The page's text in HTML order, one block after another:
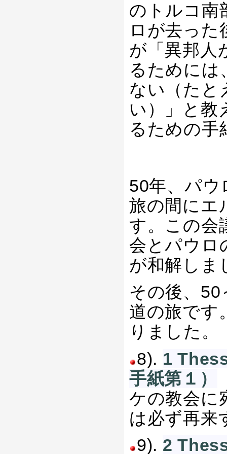
のトルコ南
ロが去った
が「異邦人
るためには
ない（たと
い）」と教
るための手
50年、パウ
旅の間にエ
す。この会
会とパウロ
が和解しま
その後、
道の旅です
りました。
8). 1
手紙第１）
ケの教会に
は必ず再来
9). 2